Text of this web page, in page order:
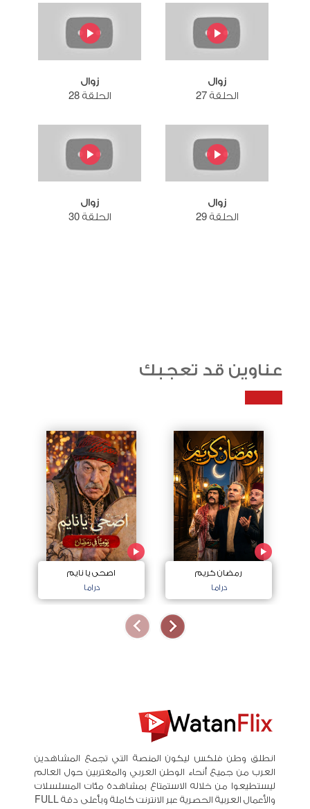
زوال
الحلقة 27
زوال
الحلقة 28
زوال
الحلقة 29
زوال
الحلقة 30
عناوين قد تعجبك
رمضان كريم
دراما
اصحى يا نايم
دراما
انطلق وطن فلكس ليكون المنصة التي تجمع المشاهدين
العرب من جميع أنحاء الوطن العربي والمغتربين حول العالم
ليستطيعوا من خلاله الاستمتاع بمشاهدة مئات المسلسلات
والأعمال العربية الحصرية عبر الانترنت كاملة وبأعلى دقة FULL